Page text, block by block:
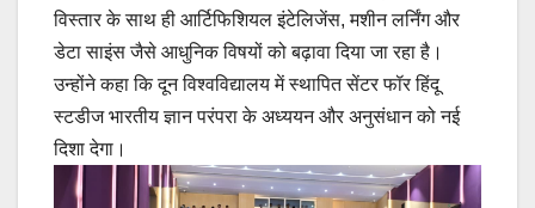
विस्तार के साथ ही आर्टिफिशियल इंटेलिजेंस, मशीन लर्निंग और
डेटा साइंस जैसे आधुनिक विषयों को बढ़ावा दिया जा रहा है।
उन्होंने कहा कि दून विश्वविद्यालय में स्थापित सेंटर फॉर हिंदू
स्टडीज भारतीय ज्ञान परंपरा के अध्ययन और अनुसंधान को नई
दिशा देगा।